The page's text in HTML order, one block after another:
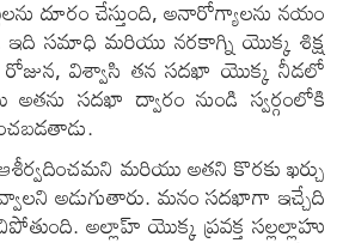
దూరం చేస్తుంది, అనారోగ్యాలను నయం
సమాధి మరియు నరకాగ్ని యొక్క శిక్ష
రోజున, విశ్వాసి తన సదఖా యొక్క నీడలో
సదఖా ద్వారం నుండి స్వర్గంలోకి
మరియు అతని కొరకు ఖర్చు
అడుగుతారు. మనం సదఖాగా ఇచ్చేది
అల్లాహ్ యొక్క ప్రవక్త సల్లల్లాహు